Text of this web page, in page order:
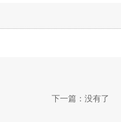
下一篇：没有了